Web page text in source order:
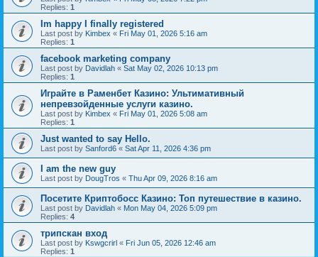
Replies: 1
Im happy I finally registered
Last post by Kimbex « Fri May 01, 2026 5:16 am
Replies: 1
facebook marketing company
Last post by Davidlah « Sat May 02, 2026 10:13 pm
Replies: 1
Играйте в Раменбет Казино: Ультимативный
непревзойденные услуги казино.
Last post by Kimbex « Fri May 01, 2026 5:08 am
Replies: 1
Just wanted to say Hello.
Last post by Sanford6 « Sat Apr 11, 2026 4:36 pm
I am the new guy
Last post by DougTros « Thu Apr 09, 2026 8:16 am
Посетите Криптобосс Казино: Топ путешествие в казино.
Last post by Davidlah « Mon May 04, 2026 5:09 pm
Replies: 4
трипскан вход
Last post by Kswgcrirl « Fri Jun 05, 2026 12:46 am
Replies: 1